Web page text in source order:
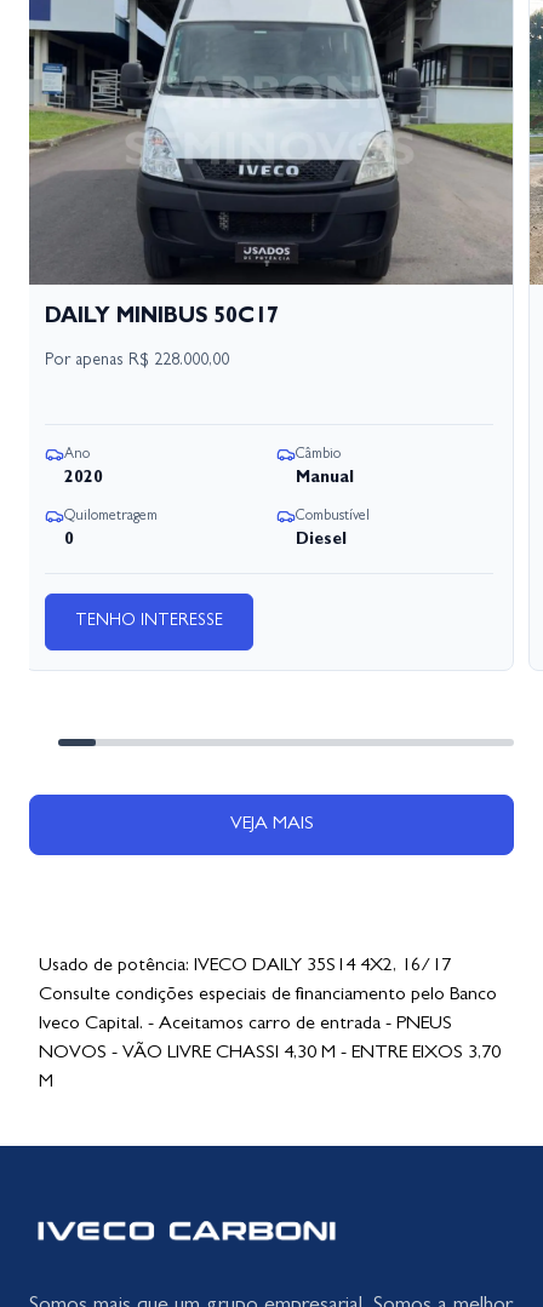
DAILY MINIBUS 50C17
Por apenas R$ 228.000,00
Ano
2020
Câmbio
Manual
Quilometragem
0
Combustível
Diesel
TENHO INTERESSE
VEJA MAIS
Usado de potência: IVECO DAILY 35S14 4X2, 16/17
Consulte condições especiais de financiamento pelo Banco
Iveco Capital. - Aceitamos carro de entrada - PNEUS
NOVOS - VÃO LIVRE CHASSI 4,30 M - ENTRE EIXOS 3,70
M